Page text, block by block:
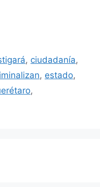
, ciudadanía,
, estado,
,